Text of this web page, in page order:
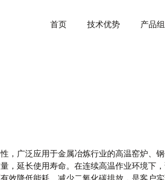
首页 技术优势 产品
，广泛应用于金属冶炼行业的高温窑炉、
，延长使用寿命。在连续高温作业环境下